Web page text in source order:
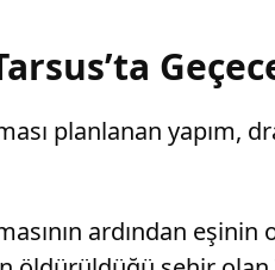
planlanan
ardından